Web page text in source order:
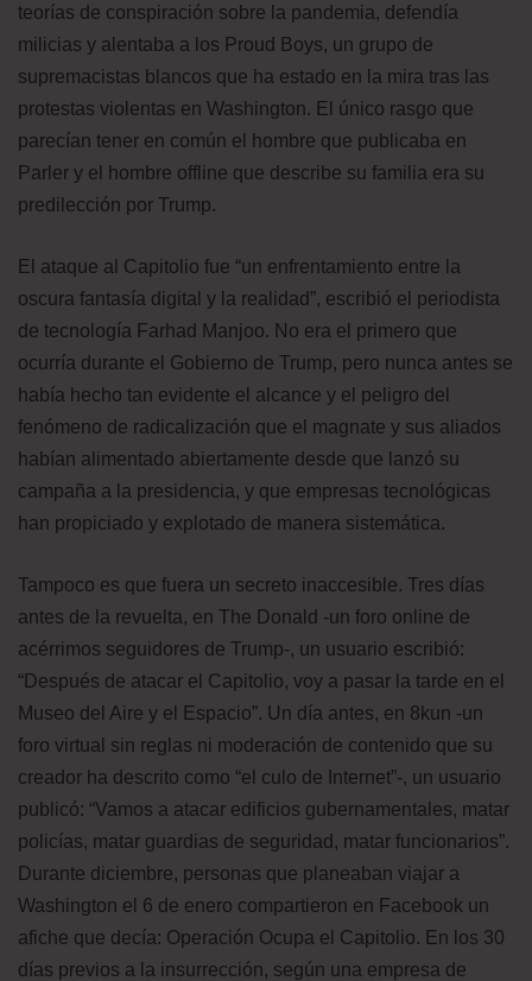
teorías de conspiración sobre la pandemia, defendía
milicias y alentaba a los Proud Boys, un grupo de
supremacistas blancos que ha estado en la mira tras las
protestas violentas en Washington. El único rasgo que
parecían tener en común el hombre que publicaba en
Parler y el hombre offline que describe su familia era su
predilección por Trump.
El ataque al Capitolio fue “un enfrentamiento entre la
oscura fantasía digital y la realidad”, escribió el periodista
de tecnología Farhad Manjoo. No era el primero que
ocurría durante el Gobierno de Trump, pero nunca antes se
había hecho tan evidente el alcance y el peligro del
fenómeno de radicalización que el magnate y sus aliados
habían alimentado abiertamente desde que lanzó su
campaña a la presidencia, y que empresas tecnológicas
han propiciado y explotado de manera sistemática.
Tampoco es que fuera un secreto inaccesible. Tres días
antes de la revuelta, en The Donald -un foro online de
acérrimos seguidores de Trump-, un usuario escribió:
“Después de atacar el Capitolio, voy a pasar la tarde en el
Museo del Aire y el Espacio”. Un día antes, en 8kun -un
foro virtual sin reglas ni moderación de contenido que su
creador ha descrito como “el culo de Internet”-, un usuario
publicó: “Vamos a atacar edificios gubernamentales, matar
policías, matar guardias de seguridad, matar funcionarios”.
Durante diciembre, personas que planeaban viajar a
Washington el 6 de enero compartieron en Facebook un
afiche que decía: Operación Ocupa el Capitolio. En los 30
días previos a la insurrección, según una empresa de